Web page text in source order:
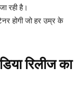
रही है।
होगी जो हर उम्र के
रिलीज का